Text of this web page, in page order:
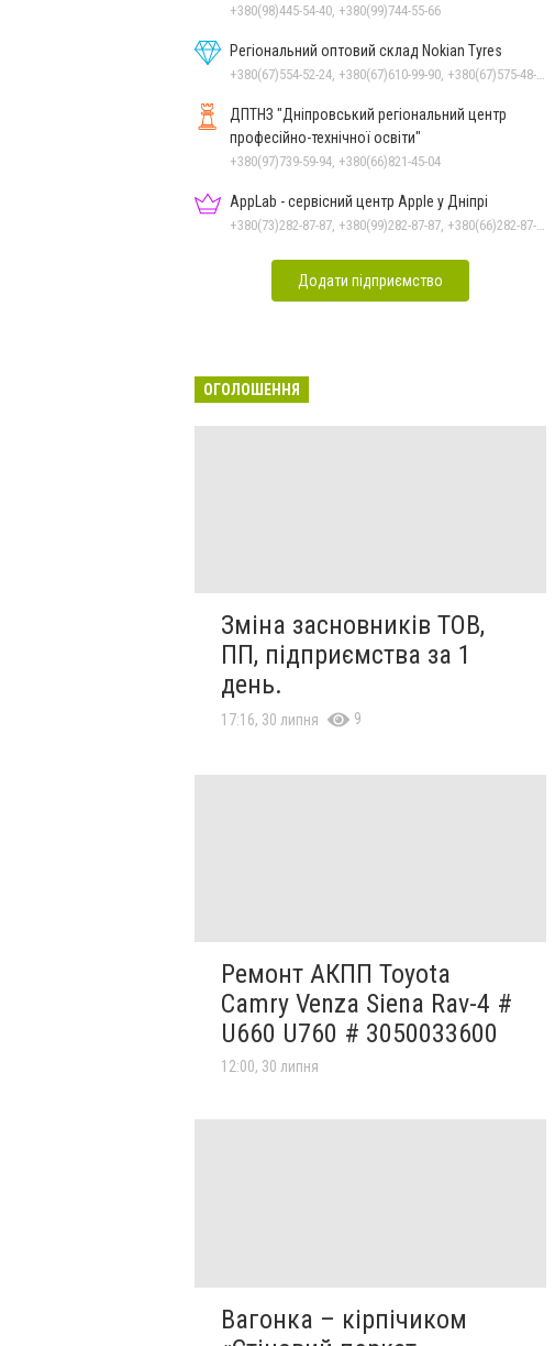
+380(98)445-54-40, +380(99)744-55-66
Регіональний оптовий склад Nokian Tyres
ДПТНЗ "Дніпровський регіональний центр
професійно-технічної освіти"
+380(97)739-59-94, +380(66)821-45-04
AppLab - сервісний центр Apple у Дніпрі
Додати підприємство
ОГОЛОШЕННЯ
Зміна засновників ТОВ,
ПП, підприємства за 1
день.
17:16, 30 липня 9
Ремонт АКПП Toyota
Camry Venza Siena Rav-4 #
U660 U760 # 3050033600
12:00, 30 липня
Вагонка – кірпічиком